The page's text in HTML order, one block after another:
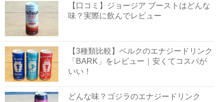
【口コミ】ジョージア ブーストはどんな
味？実際に飲んでレビュー
【3種類比較】ベルクのエナジードリンク
「BARK」をレビュー｜安くてコスパが
いい！
どんな味？ゴジラのエナジードリンク